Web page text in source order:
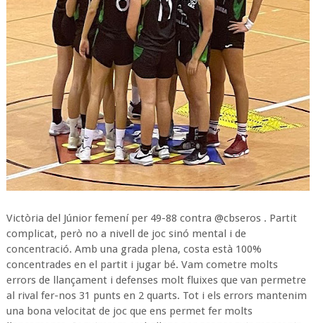
Victòria del Júnior femení per 49-88 contra @cbseros . Partit
complicat, però no a nivell de joc sinó mental i de
concentració. Amb una grada plena, costa està 100%
concentrades en el partit i jugar bé. Vam cometre molts
errors de llançament i defenses molt fluixes que van permetre
al rival fer-nos 31 punts en 2 quarts. Tot i els errors mantenim
una bona velocitat de joc que ens permet fer molts